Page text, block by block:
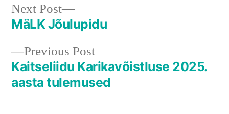
Navigeerimine
Previous PostPrevious
post:
Kaitseliidu Karikavõistluse 2025.
aasta tulemused
Next Post
Next
post:
MäLK Jõulupidu